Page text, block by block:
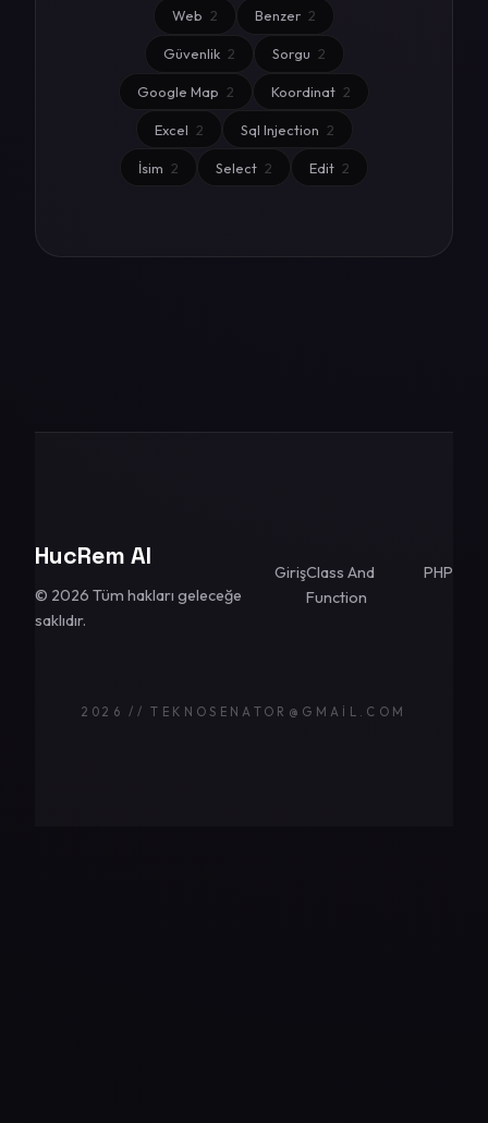
Web 2 Benzer 2
Güvenlik 2 Sorgu 2
Google Map 2 Koordinat 2
Excel 2 Sql Injection 2
İsim 2 Select 2 Edit 2
HucRem AI
© 2026 Tüm hakları geleceğe
saklıdır.
GirişClass And
Function
PHP
2026 // TEKNOSENATOR@GMAIL.COM